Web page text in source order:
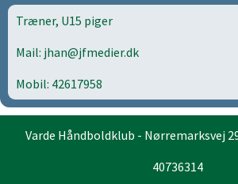
Træner, U15 piger
Mail: jhan@jfmedier.dk
Mobil: 42617958
Varde Håndboldklub - Nørremarksvej
40736314